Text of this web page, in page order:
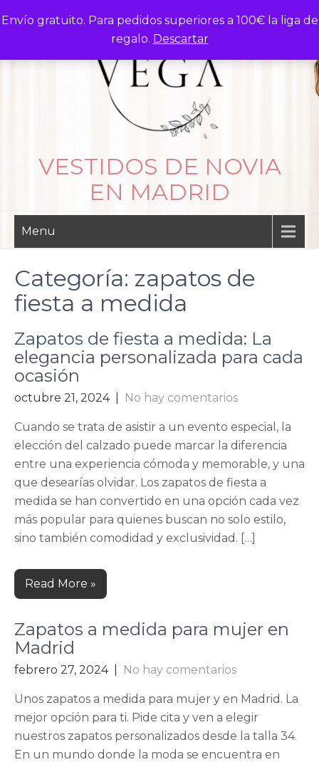
Envío gratuito. Para pedidos superiores a 100€ la liga de
regalo. Descartar
to
VESTIDOS DE NOVIA
EN MADRID
Menu
Categoría: zapatos de
fiesta a medida
Zapatos de fiesta a medida: La
elegancia personalizada para cada
ocasión
octubre 21, 2024 No hay comentarios
Cuando se trata de asistir a un evento especial, la
elección del calzado puede marcar la diferencia
entre una experiencia cómoda y memorable, y una
que desearías olvidar. Los zapatos de fiesta a
medida se han convertido en una opción cada vez
más popular para quienes buscan no solo estilo,
sino también comodidad y exclusividad. […]
Read More »
Zapatos a medida para mujer en
Madrid
febrero 27, 2024 No hay comentarios
Unos zapatos a medida para mujer y en Madrid. La
mejor opción para ti. Pide cita y ven a elegir
nuestros zapatos personalizados desde la talla 34.
En un mundo donde la moda se encuentra en